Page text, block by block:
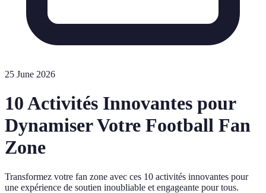
25 June 2026
10 Activités Innovantes pour
Dynamiser Votre Football Fan
Zone
Transformez votre fan zone avec ces 10 activités innovantes pour
une expérience de soutien inoubliable et engageante pour tous.